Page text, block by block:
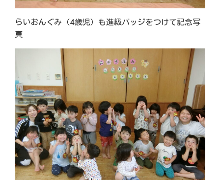
らいおんぐみ（4歳児）も進級バッジをつけて記念写
真